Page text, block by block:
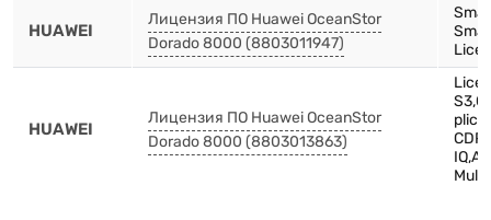
HUAWEI
Лицензия ПО Huawei OceanStor
Dorado 8000 (8803011947)
HUAWEI
Лицензия ПО Huawei OceanStor
Dorado 8000 (8803013863)